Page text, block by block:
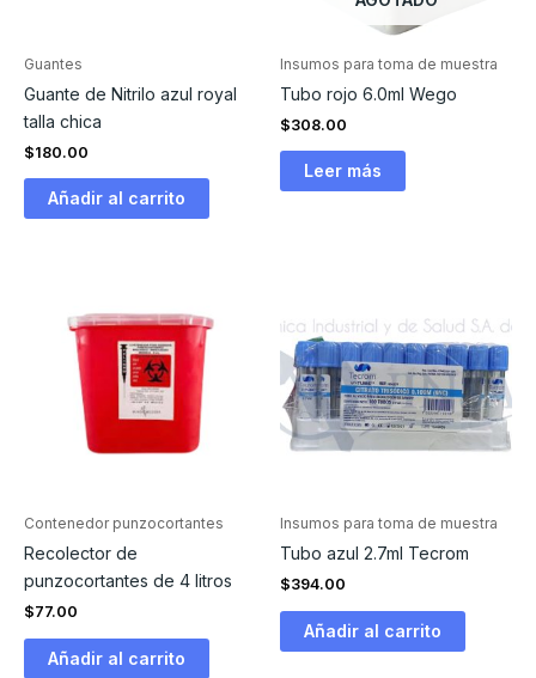
Guantes
Guante de Nitrilo azul royal
talla chica
$180.00
Añadir al carrito
Insumos para toma de muestra
Tubo rojo 6.0ml Wego
$308.00
Leer más
Contenedor punzocortantes
Recolector de
punzocortantes de 4 litros
$77.00
Añadir al carrito
Insumos para toma de muestra
Tubo azul 2.7ml Tecrom
$394.00
Añadir al carrito